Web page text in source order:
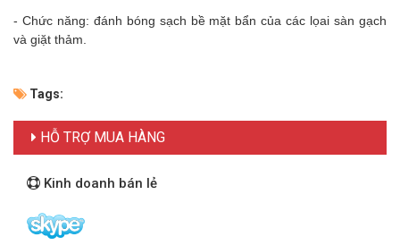
- Chức năng: đánh bóng sạch bề mặt bẩn của các lọai sàn gạch
và giặt thảm.
Tags:
HỖ TRỢ MUA HÀNG
Kinh doanh bán lẻ